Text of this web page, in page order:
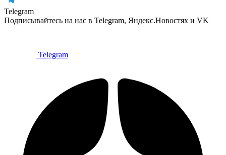
Telegram
Подписывайтесь на нас в Telegram, Яндекс.Новостях и VK
Telegram